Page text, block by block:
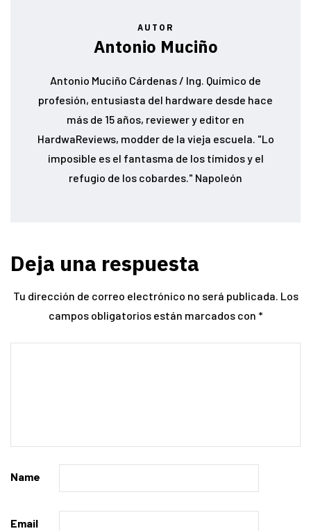
AUTOR
Antonio Muciño
Antonio Muciño Cárdenas / Ing. Químico de
profesión, entusiasta del hardware desde hace
más de 15 años, reviewer y editor en
HardwaReviews, modder de la vieja escuela. "Lo
imposible es el fantasma de los tímidos y el
refugio de los cobardes." Napoleón
Deja una respuesta
Tu dirección de correo electrónico no será publicada. Los
campos obligatorios están marcados con *
Name
Email